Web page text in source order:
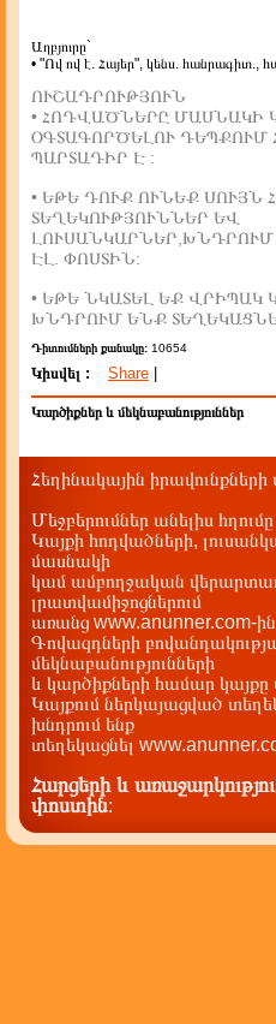
Աղբյուրը`
• "Ով ով է. Հայեր", կենս. հանրագիտ.,
ՈՒՇԱԴՐՈՒԹՅՈՒՆ
• ՀՈԴՎԱԾՆԵՐԸ ՄԱՍՆԱԿԻ
ՕԳՏԱԳՈՐԾԵԼՈՒ ԴԵՊՔՈՒՄ
ՊԱՐՏԱԴԻՐ Է :
• ԵԹԵ ԴՈՒՔ ՈՒՆԵՔ
ՏԵՂԵԿՈՒԹՅՈՒՆՆԵՐ ԵՎ
ԷԼ. ՓՈՍՏԻՆ:
• ԵԹԵ ՆԿԱՏԵԼ ԵՔ
ԽՆԴՐՈՒՄ ԵՆՔ
Դիտումների քանակը: 10654
Կիսվել : Share
Կարծիքներ և մեկնաբանություններ
Հեղինակային
Մեջբերումներ անելիս
Կայքի հոդվածների,
մասնակի
կամ ամբողջական
լրատվամիջոցներում
առանց www.anunner.com-ին
Գովազդների
մեկնաբանությունների
և կարծիքների համար
Կայքում ներկայացված
խնդրում ենք
տեղեկացնել
Հարցերի և
փոստին: